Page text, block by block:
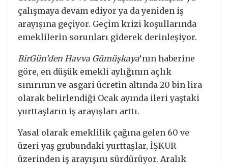
çalışmaya devam ediyor ya da yeniden iş
arayışına geçiyor. Geçim krizi koşullarında
emeklilerin sorunları giderek derinleşiyor.
BirGün’den Havva Gümüşkaya‘nın haberine
göre, en düşük emekli aylığının açlık
sınırının ve asgari ücretin altında 20 bin lira
olarak belirlendiği Ocak ayında ileri yaştaki
yurttaşların iş arayışları arttı.
Yasal olarak emeklilik çağına gelen 60 ve
üzeri yaş grubundaki yurttaşlar, İŞKUR
üzerinden iş arayışını sürdürüyor. Aralık